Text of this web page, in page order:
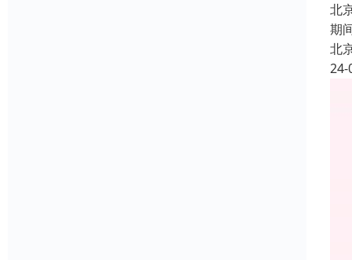
北
期
北
24-